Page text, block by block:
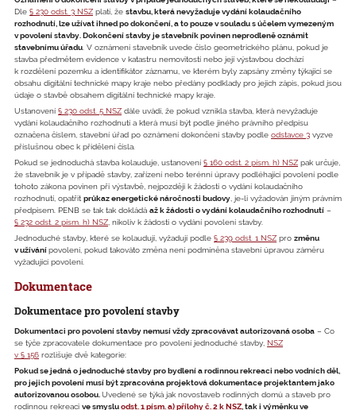
Dle § 230 odst. 3 NSZ platí, že stavbu, která nevyžaduje vydání kolaudačního
rozhodnutí, lze užívat ihned po dokončení, a to pouze v souladu s účelem vymezeným
v povolení stavby. Dokončení stavby je stavebník povinen neprodleně oznámit
stavebnímu úřadu . V oznámení stavebník uvede číslo geometrického plánu, pokud je
stavba předmětem evidence v katastru nemovitostí nebo její výstavbou dochází
k rozdělení pozemku a identifikátor záznamu, ve kterém byly zapsány změny týkající se
obsahu digitální technické mapy kraje nebo předány podklady pro jejich zápis, pokud jsou
údaje o stavbě obsahem digitální technické mapy kraje.
Ustanovení § 230 odst. 5 NSZ dále uvádí, že pokud vznikla stavba, která nevyžaduje
vydání kolaudačního rozhodnutí a která musí být podle jiného právního předpisu
označena číslem, stavební úřad po oznámení dokončení stavby podle odstavce 3 vyzve
příslušnou obec k přidělení čísla.
Pokud se jednoduchá stavba kolauduje, ustanovení § 160 odst. 2 písm. h) NSZ pak určuje,
že stavebník je v případě stavby, zařízení nebo terénní úpravy podléhající povolení podle
tohoto zákona povinen při výstavbě, nejpozději k žádosti o vydání kolaudačního
rozhodnutí, opatřit průkaz energetické náročnosti budovy , je-li vyžadován jiným právním
předpisem. PENB se tak tak dokládá až k žádosti o vydání kolaudačního rozhodnutí –
§ 232 odst. 2 písm. h) NSZ , nikoliv k žádosti o vydání povolení stavby.
Jednoduché stavby, které se kolaudují, vyžadují podle § 239 odst. 1 NSZ pro změnu
v užívánípovolení, pokud takováto změna není podmíněna stavební úpravou záměru
vyžadující povolení.
Dokumentace
Dokumentace pro povolení stavby
Dokumentaci pro povolení stavby nemusí vždy zpracovávat autorizovaná osoba – Co
se týče zpracovatele dokumentace pro povolení jednoduché stavby, NSZ
v § 156 rozlišuje dvě kategorie:
Pokud se jedná o jednoduché stavby pro bydlení a rodinnou rekreaci nebo vodních děl,
pro jejich povolení musí být zpracována projektová dokumentace projektantem jako
autorizovanou osobou. Uvedené se týká jak novostaveb rodinných domů a staveb pro
rodinnou rekreaci ve smysluodst. 1 písm. a) přílohy č. 2 k NSZ , tak i výměnku ve